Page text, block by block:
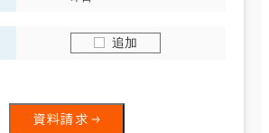
追加
資料請求